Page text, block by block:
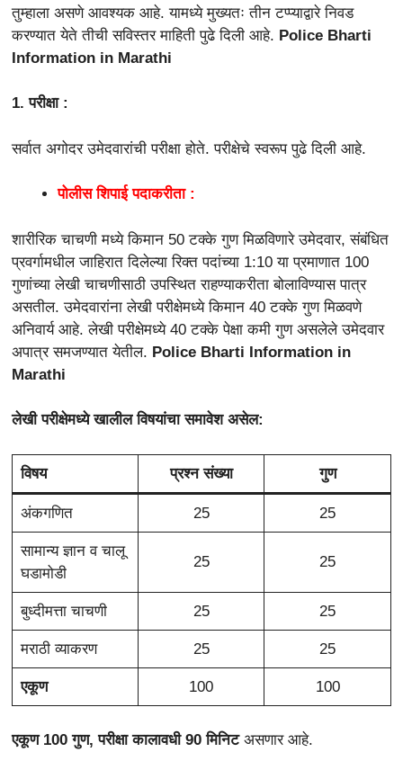
तुम्हाला असणे आवश्यक आहे. यामध्ये मुख्यतः तीन टप्प्याद्वारे निवड
करण्यात येते तीची सविस्तर माहिती पुढे दिली आहे. Police Bharti
Information in Marathi
1. परीक्षा :
सर्वात अगोदर उमेदवारांची परीक्षा होते. परीक्षेचे स्वरूप पुढे दिली आहे.
पोलीस शिपाई पदाकरीता :
शारीरिक चाचणी मध्ये किमान 50 टक्के गुण मिळविणारे उमेदवार, संबंधित
प्रवर्गामधील जाहिरात दिलेल्या रिक्त पदांच्या 1:10 या प्रमाणात 100
गुणांच्या लेखी चाचणीसाठी उपस्थित राहण्याकरीता बोलाविण्यास पात्र
असतील. उमेदवारांना लेखी परीक्षेमध्ये किमान 40 टक्के गुण मिळवणे
अनिवार्य आहे. लेखी परीक्षेमध्ये 40 टक्के पेक्षा कमी गुण असलेले उमेदवार
अपात्र समजण्यात येतील. Police Bharti Information in
Marathi
लेखी परीक्षेमध्ये खालील विषयांचा समावेश असेल:
विषय प्रश्न संख्या गुण
अंकगणित 25 25
सामान्य ज्ञान व चालू
घडामोडी
25 25
बुध्दीमत्ता चाचणी 25 25
मराठी व्याकरण 25 25
एकूण 100 100
एकूण 100 गुण, परीक्षा कालावधी 90 मिनिटअसणार आहे.